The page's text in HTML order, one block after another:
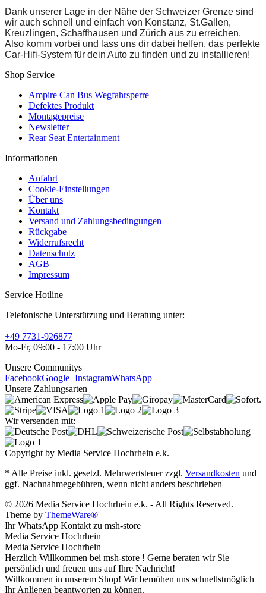
Dank unserer Lage in der Nähe der Schweizer Grenze sind
wir auch schnell und einfach von Konstanz, St.Gallen,
Kreuzlingen, Schaffhausen und Zürich aus zu erreichen.
Also komm vorbei und lass uns dir dabei helfen, das perfekte
Car-Hifi-System für dein Auto zu finden und zu installieren!
Shop Service
Ampire Can Bus Wegfahrsperre
Defektes Produkt
Montagepreise
Newsletter
Rear Seat Entertainment
Informationen
Anfahrt
Cookie-Einstellungen
Über uns
Kontakt
Versand und Zahlungsbedingungen
Rückgabe
Widerrufsrecht
Datenschutz
AGB
Impressum
Service Hotline
Telefonische Unterstützung und Beratung unter:
+49 7731-926877
Mo-Fr, 09:00 - 17:00 Uhr
Unsere Communitys
FacebookGoogle+InstagramWhatsApp
Unsere Zahlungsarten
Wir versenden mit:
Copyright by Media Service Hochrhein e.k.
* Alle Preise inkl. gesetzl. Mehrwertsteuer zzgl. Versandkosten und
ggf. Nachnahmegebühren, wenn nicht anders beschrieben
© 2026 Media Service Hochrhein e.k. - All Rights Reserved.
Theme by ThemeWare®
Ihr WhatsApp Kontakt zu msh-store
Media Service Hochrhein
Media Service Hochrhein
Herzlich Willkommen bei msh-store ! Gerne beraten wir Sie
persönlich und freuen uns auf Ihre Nachricht!
Willkommen in unserem Shop! Wir bemühen uns schnellstmöglich
Ihr Anliegen beantworten zu können.